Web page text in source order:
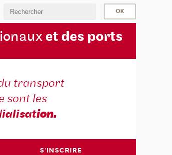
et des ports
transport
sont les
ialisation.
S'INSCRIRE